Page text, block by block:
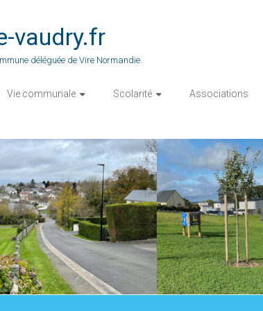
vaudry.fr
déléguée de Vire Normandie.
Vie communale Scolarité Associations